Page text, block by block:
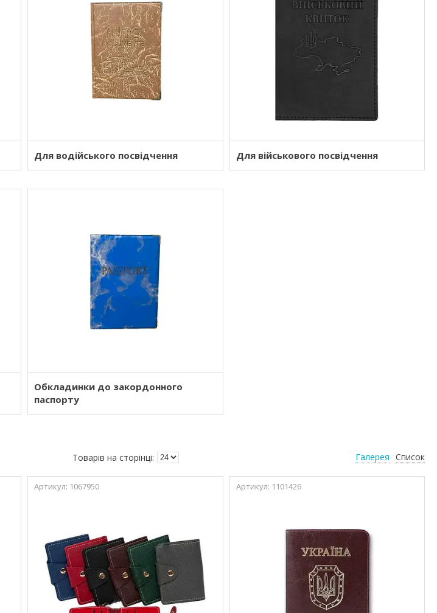
Для водійського посвідчення Для військового посвідчення
Обкладинки до закордонного
паспорту
Галерея Список
1067950 1101426